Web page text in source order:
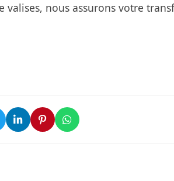
valises, nous assurons votre